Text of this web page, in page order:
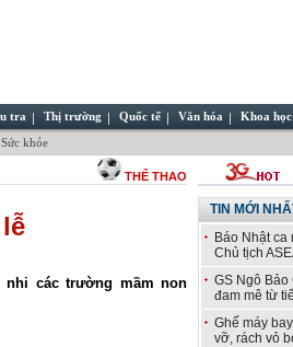
tra Thị trường Quốc tế Văn hóa Khoa học
Sức khỏe
THỂ THAO
các trường mầm non
TIN MỚI
Báo Nhật
Chủ tịch
GS Ngô Bảo
đam mê từ
Ghế máy
vỡ, rách vỏ